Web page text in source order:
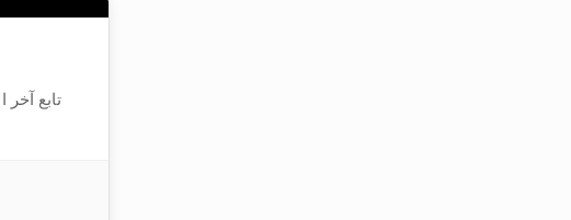
تابع